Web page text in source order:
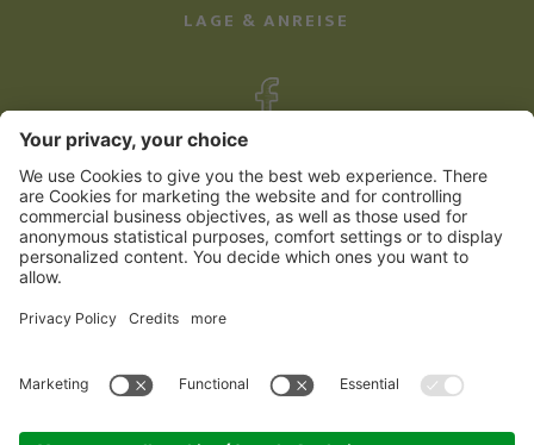
LAGE & ANREISE
© 2026Familienhotel Kreuzwirt
Impressum
Datenschutzerklärung
Cookie Einstellungen